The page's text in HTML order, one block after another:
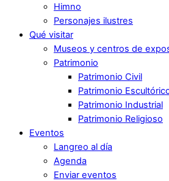
Himno
Personajes ilustres
Qué visitar
Museos y centros de
Patrimonio
Patrimonio Civil
Patrimonio
Patrimonio Industrial
Patrimonio Religioso
Eventos
Langreo al día
Agenda
Enviar eventos